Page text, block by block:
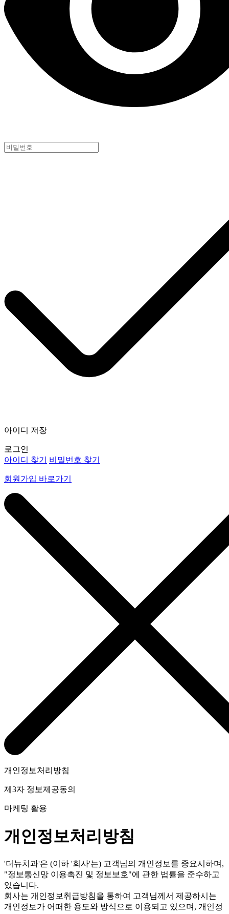
아이디 저장
로그인
아이디 찾기
비밀번호 찾기
회원가입 바로가기
개인정보처리방침
제3자 정보제공동의
마케팅 활용
개인정보처리방침
'더뉴치과'은 (이하 '회사'는) 고객님의 개인정보를 중요시하며,
"정보통신망 이용촉진 및 정보보호"에 관한 법률을 준수하고
있습니다.
회사는 개인정보취급방침을 통하여 고객님께서 제공하시는
개인정보가 어떠한 용도와 방식으로 이용되고 있으며, 개인정